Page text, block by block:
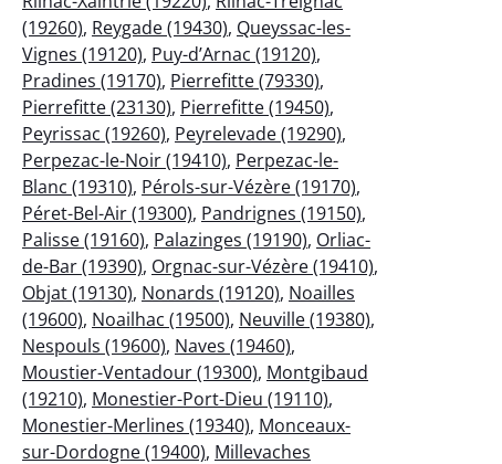
(19260), Reygade (19430), Queyssac-les-
Vignes (19120), Puy-d’Arnac (19120),
Pradines (19170), Pierrefitte (79330),
Pierrefitte (23130), Pierrefitte (19450),
Peyrissac (19260), Peyrelevade (19290),
Perpezac-le-Noir (19410), Perpezac-le-
Blanc (19310), Pérols-sur-Vézère (19170),
Péret-Bel-Air (19300), Pandrignes (19150),
Palisse (19160), Palazinges (19190), Orliac-
de-Bar (19390), Orgnac-sur-Vézère (19410),
Objat (19130), Nonards (19120), Noailles
(19600), Noailhac (19500), Neuville (19380),
Nespouls (19600), Naves (19460),
Moustier-Ventadour (19300), Montgibaud
(19210), Monestier-Port-Dieu (19110),
Monestier-Merlines (19340), Monceaux-
sur-Dordogne (19400), Millevaches